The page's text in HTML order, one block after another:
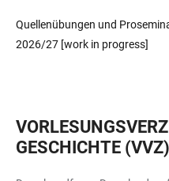
Quellenübungen und
2026/27 [work in progress]
GESCHICHTE (VVZ)